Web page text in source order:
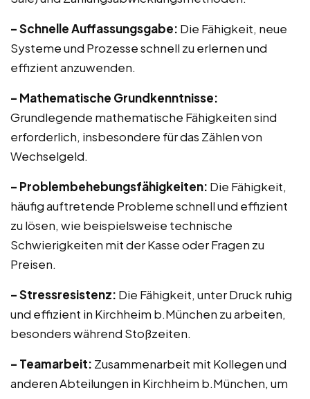
– Schnelle Auffassungsgabe: Die Fähigkeit, neue
Systeme und Prozesse schnell zu erlernen und
effizient anzuwenden.
– Mathematische Grundkenntnisse:
Grundlegende mathematische Fähigkeiten sind
erforderlich, insbesondere für das Zählen von
Wechselgeld.
– Problembehebungsfähigkeiten: Die Fähigkeit,
häufig auftretende Probleme schnell und effizient
zu lösen, wie beispielsweise technische
Schwierigkeiten mit der Kasse oder Fragen zu
Preisen.
– Stressresistenz: Die Fähigkeit, unter Druck ruhig
und effizient in Kirchheim b.München zu arbeiten,
besonders während Stoßzeiten.
– Teamarbeit: Zusammenarbeit mit Kollegen und
anderen Abteilungen in Kirchheim b.München, um